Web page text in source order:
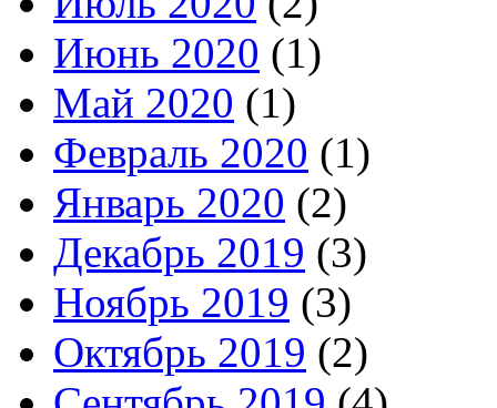
Июнь 2020 (1)
Май 2020 (1)
Февраль 2020 (1)
Январь 2020 (2)
Декабрь 2019 (3)
Ноябрь 2019 (3)
Октябрь 2019 (2)